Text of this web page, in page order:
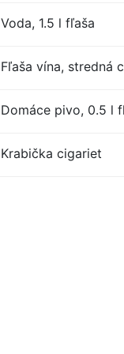
Voda, 1.5 l fľaša
Fľaša vína, stredná
Domáce pivo, 0.5 l
Krabička cigariet